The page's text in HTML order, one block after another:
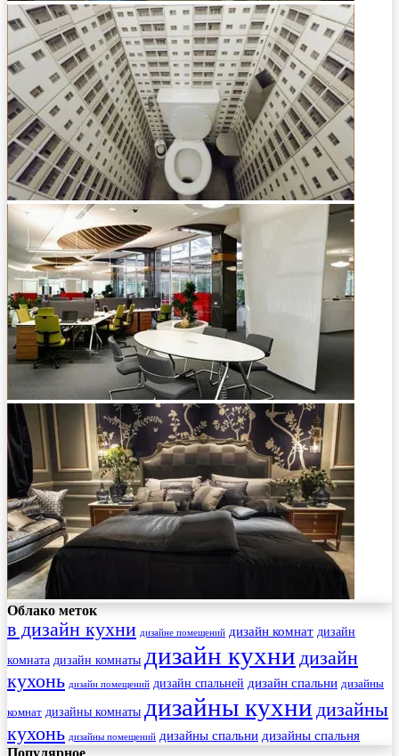
Облако меток
в дизайн кухни дизайне помещений дизайн комнат дизайн
комната дизайн комнаты дизайн кухни дизайн
кухонь дизайн помещений дизайн спальней дизайн спальни дизайны
комнат дизайны комнаты дизайны кухни дизайны
кухонь дизайны помещений дизайны спальни дизайны спальня
Популярное